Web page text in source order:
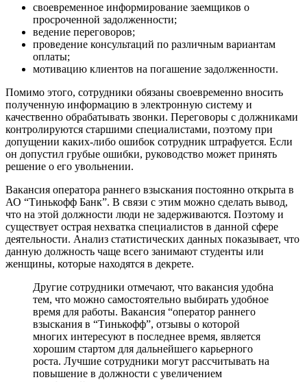
своевременное информирование заемщиков о
просроченной задолженности;
ведение переговоров;
проведение консультаций по различным вариантам
оплаты;
мотивацию клиентов на погашение задолженности.
Помимо этого, сотрудники обязаны своевременно вносить
полученную информацию в электронную систему и
качественно обрабатывать звонки. Переговоры с должниками
контролируются старшими специалистами, поэтому при
допущении каких-либо ошибок сотрудник штрафуется. Если
он допустил грубые ошибки, руководство может принять
решение о его увольнении.
Вакансия оператора раннего взыскания постоянно открыта в
АО “Тинькофф Банк”. В связи с этим можно сделать вывод,
что на этой должности люди не задерживаются. Поэтому и
существует острая нехватка специалистов в данной сфере
деятельности. Анализ статистических данных показывает, что
данную должность чаще всего занимают студенты или
женщины, которые находятся в декрете.
Другие сотрудники отмечают, что вакансия удобна
тем, что можно самостоятельно выбирать удобное
время для работы. Вакансия “оператор раннего
взыскания в “Тинькофф”, отзывы о которой
многих интересуют в последнее время, является
хорошим стартом для дальнейшего карьерного
роста. Лучшие сотрудники могут рассчитывать на
повышение в должности с увеличением